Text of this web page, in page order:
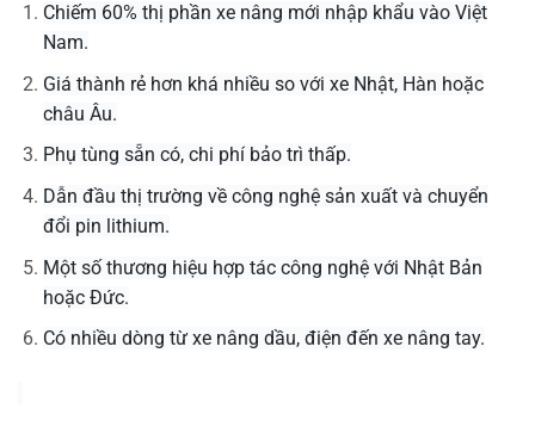
Chiếm 60% thị phần xe nâng mới nhập khẩu vào Việt
Nam.
Giá thành rẻ hơn khá nhiều so với xe Nhật, Hàn hoặc
châu Âu.
Phụ tùng sẵn có, chi phí bảo trì thấp.
Dẫn đầu thị trường về công nghệ sản xuất và chuyển
đổi pin lithium.
Một số thương hiệu hợp tác công nghệ với Nhật Bản
hoặc Đức.
Có nhiều dòng từ xe nâng dầu, điện đến xe nâng tay.